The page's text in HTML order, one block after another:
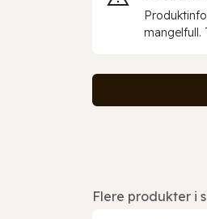
mangelfull.
Flere produkter i